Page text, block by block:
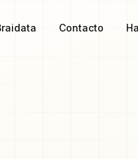
Contacto